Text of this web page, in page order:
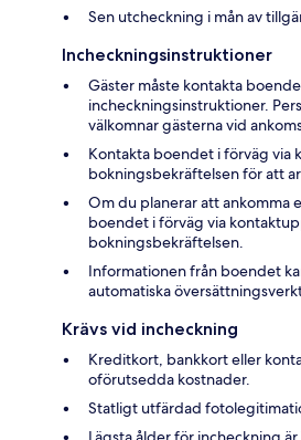
Sen utcheckning i mån av
Incheckningsinstruktioner
Gäster måste kontakta
incheckningsinstruktioner.
välkomnar gästerna vid
Kontakta boendet i förväg via
bokningsbekräftelsen för att
Om du planerar att ankomma
boendet i förväg via
bokningsbekräftelsen.
Informationen från boendet
automatiska
Krävs vid incheckning
Kreditkort, bankkort eller
oförutsedda kostnader.
Statligt utfärdad